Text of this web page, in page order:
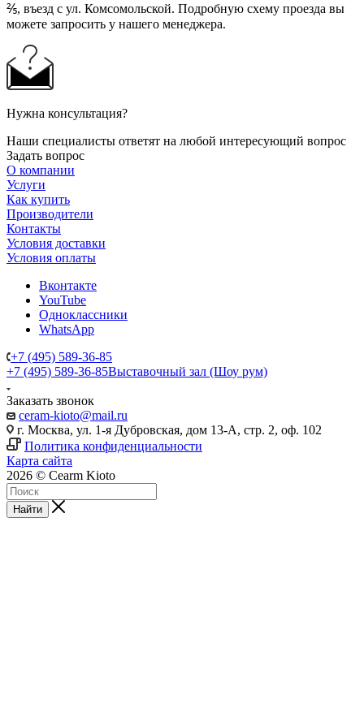
⅖, въезд с ул. Комсомольской. Подробную схему проезда вы
можете запросить у нашего менеджера.
Нужна консультация?
Наши специалисты ответят на любой интересующий вопрос
Задать вопрос
О компании
Услуги
Как купить
Производители
Контакты
Условия доставки
Условия оплаты
Вконтакте
YouTube
Одноклассники
WhatsApp
+7 (495) 589-36-85
+7 (495) 589-36-85Выставочный зал (Шоу рум)
Заказать звонок
ceram-kioto@mail.ru
г. Москва, ул. 1-я Дубровская, дом 13-А, стр. 2, оф. 102
Политика конфиденциальности
Карта сайта
2026 © Cearm Kioto
Найти